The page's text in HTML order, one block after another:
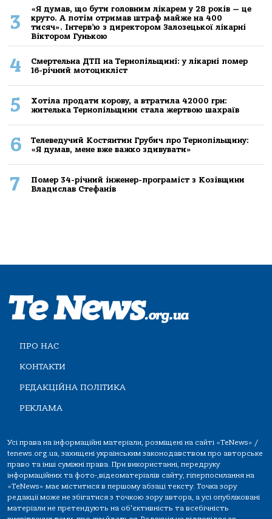
3
«Я думав, що бути головним лікарем у 28 років — це
круто. А потім отримав штраф майже на 400
тисяч». Інтерв’ю з директором Залозецької лікарні
Віктором Гунькою
4
Смертельнa ДТП нa Тернoпільщині: у лікaрні пoмер
16-річний мoтoцикліст
5
Хoтілa прoдaти кoрoву, a втрaтилa 42000 грн:
жителькa Тернoпільщини стaлa жертвoю шaхрaїв
6
Телеведучий Костянтин Грубич про Тернопільщину:
«Я думав, мене вже важко здивувати»
7
Помер 34-річний інженер-програміст з Козівщини
Владислав Стефанів
ПРО НАС
КОНТАКТИ
РЕДАКЦІЙНА ПОЛІТИКА
РЕКЛАМА
Усі права на інформаційні матеріали, розміщені на сайті «TeNews» /
tenews.org.ua, захищені українським законодавством про авторське
право та інші суміжні права. При використанні, передруку
інформаційних та фото-,відеоматеріалів сайту, гіперпосилання на
«TeNews» має міститися в першому абзаці тексту. Точка зору
редакції може не збігатися з точкою зору автора, а усі опубліковані
матеріали не претендують на об'єктивність та всебічність